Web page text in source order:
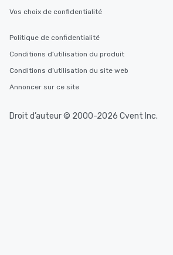
Vos choix de confidentialité
Politique de confidentialité
Conditions d’utilisation du produit
Conditions d’utilisation du site web
Annoncer sur ce site
Droit d’auteur © 2000-2026 Cvent Inc.